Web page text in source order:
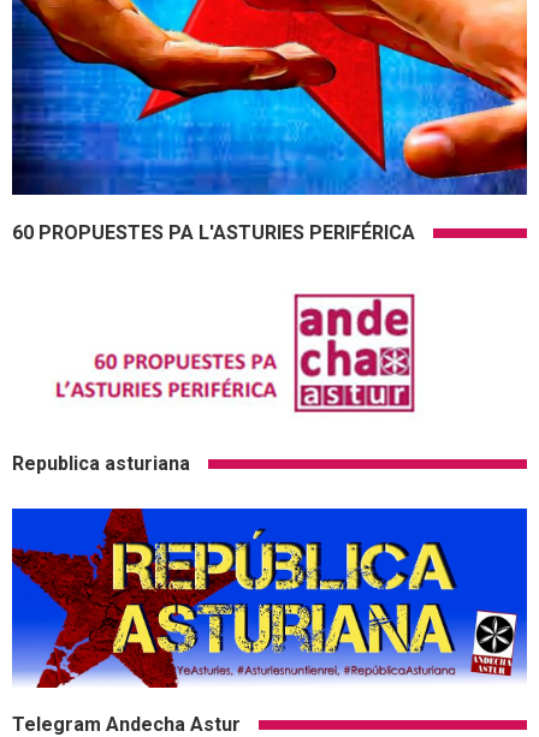
60 PROPUESTES PA L'ASTURIES PERIFÉRICA
Republica asturiana
Telegram Andecha Astur